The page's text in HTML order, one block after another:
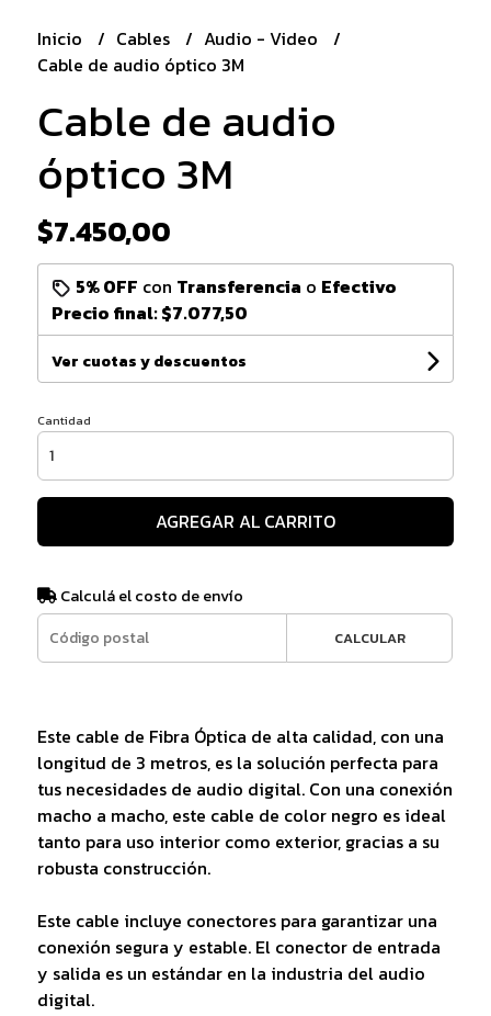
Inicio Cables
Audio - Video
Cable de audio óptico 3M
Cable de audio
óptico 3M
$7.450,00
5% OFF con Transferencia o Efectivo
Precio final:$7.077,50
Ver cuotas y descuentos
Cantidad
AGREGAR AL CARRITO
Calculá el costo de envío
CALCULAR
Este cable de Fibra Óptica de alta calidad, con una
longitud de 3 metros, es la solución perfecta para
tus necesidades de audio digital. Con una conexión
macho a macho, este cable de color negro es ideal
tanto para uso interior como exterior, gracias a su
robusta construcción.
Este cable incluye conectores para garantizar una
conexión segura y estable. El conector de entrada
y salida es un estándar en la industria del audio
digital.